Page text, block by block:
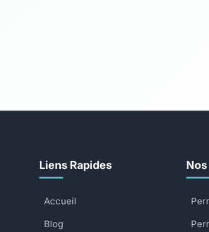
Liens Rapides
Accueil
Blog